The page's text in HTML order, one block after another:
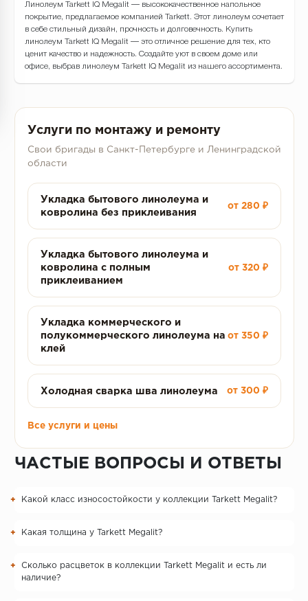
Линолеум Tarkett IQ Megalit — высококачественное напольное
покрытие, предлагаемое компанией Tarkett. Этот линолеум сочетает
в себе стильный дизайн, прочность и долговечность. Купить
линолеум Tarkett IQ Megalit — это отличное решение для тех, кто
ценит качество и надежность. Создайте уют в своем доме или
офисе, выбрав линолеум Tarkett IQ Megalit из нашего ассортимента.
Услуги по монтажу и ремонту
Свои бригады в Санкт-Петербурге и Ленинградской
области
Укладка бытового линолеума и
ковролина без приклеивания
от 280 ₽
Укладка бытового линолеума и
ковролина с полным
приклеиванием
от 320 ₽
Укладка коммерческого и
полукоммерческого линолеума на
клей
от 350 ₽
Холодная сварка шва линолеума от 300 ₽
Все услуги и цены
ЧАСТЫЕ ВОПРОСЫ И ОТВЕТЫ
Какой класс износостойкости у коллекции Tarkett Megalit?
Какая толщина у Tarkett Megalit?
Сколько расцветок в коллекции Tarkett Megalit и есть ли
наличие?